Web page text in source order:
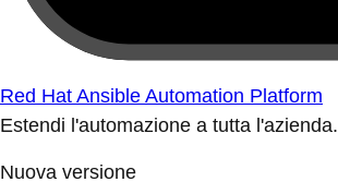
Red Hat Ansible Automation Platform
Estendi l'automazione a tutta l'azienda.
Nuova versione